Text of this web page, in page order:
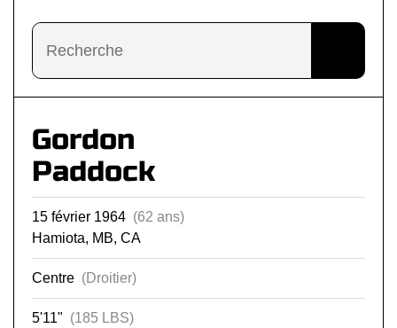
Gordon
Paddock
15 février 1964 (62 ans)
Hamiota, MB, CA
Centre (Droitier)
5'11" (185 LBS)